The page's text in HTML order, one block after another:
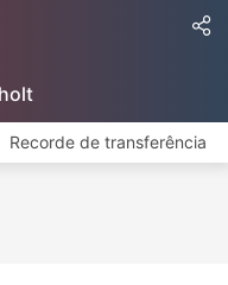
Recorde de transferência